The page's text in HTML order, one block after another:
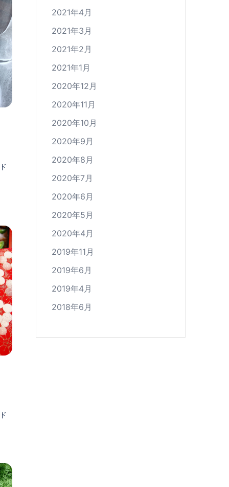
2021年4月
2021年3月
2021年2月
2021年1月
2020年12月
2020年11月
2020年10月
2020年9月
2020年8月
2020年7月
2020年6月
2020年5月
2020年4月
2019年11月
2019年6月
2019年4月
2018年6月